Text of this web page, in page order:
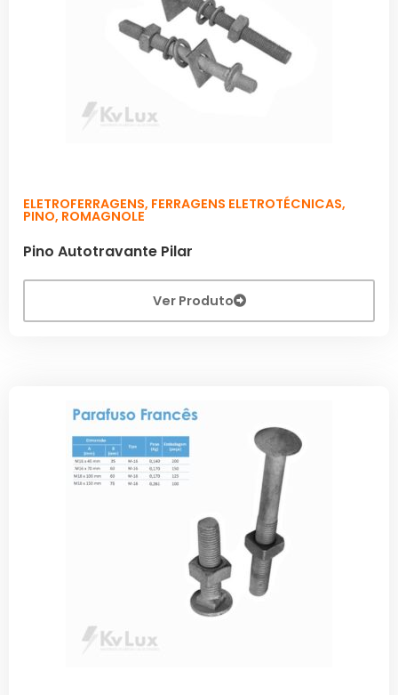
ELETROFERRAGENS, FERRAGENS ELETROTÉCNICAS,
PINO, ROMAGNOLE
Pino Autotravante Pilar
Ver Produto